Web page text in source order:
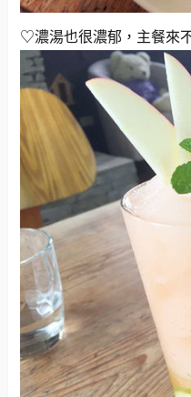
♡濃湯也很濃郁，主餐來